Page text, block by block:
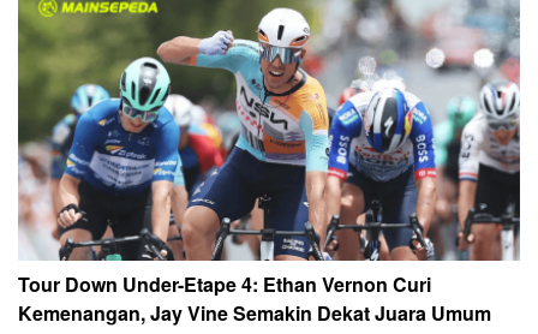
Januari 2026.
Tour Down Under-Etape 4: Ethan Vernon Curi
Kemenangan, Jay Vine Semakin Dekat Juara Umum